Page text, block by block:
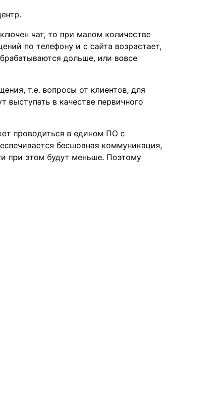
чат, то при малом количестве
по телефону и с сайта возрастает,
дольше, или вовсе
т.е. вопросы от клиентов, для
выступать в качестве первичного
проводиться в едином ПО с
бесшовная коммуникация,
при этом будут меньше. Поэтому